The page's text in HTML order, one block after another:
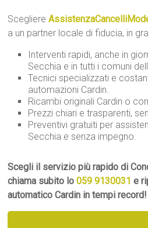
Scegliere
a un partner locale di fiducia, in
Interventi rapidi, anche in
Secchia e in tutti i comuni
Tecnici specializzati e
automazioni Cardin.
Ricambi originali Cardin o
Prezzi chiari e trasparenti,
Preventivi gratuiti per
Secchia e senza impegno.
Scegli il servizio più rapido di
chiama subito lo 059 9130031 e
automatico Cardin in tempi record!